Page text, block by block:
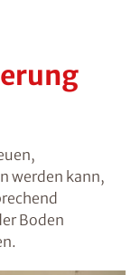
werden kann,
Boden